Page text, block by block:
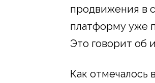
продвижения в
платформу уже
Это говорит об
Как отмечалось